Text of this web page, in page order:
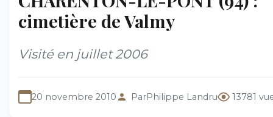
cimetière de Valmy
Visité en juillet 2006
20 novembre 2010 ParPhilippe Landru 13781